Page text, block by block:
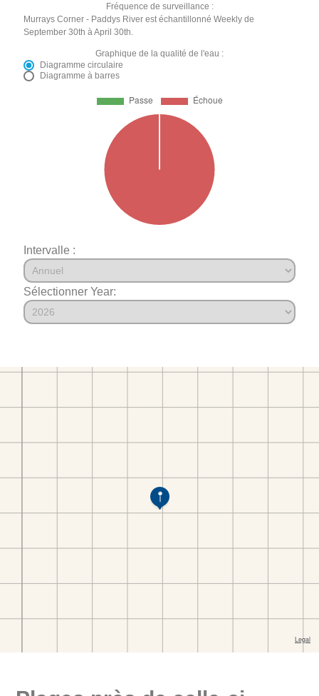
Fréquence de surveillance :
Murrays Corner - Paddys River est échantillonné Weekly de
September 30th à April 30th.
Graphique de la qualité de l'eau :
Diagramme circulaire
Diagramme à barres
Intervalle :
Sélectionner Year: